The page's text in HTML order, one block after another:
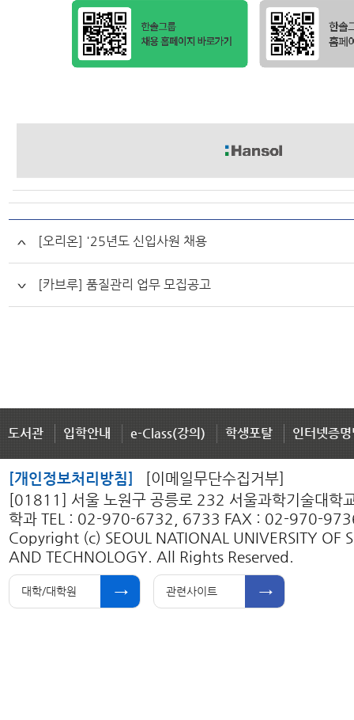
[오리온] '25년도 신입사원 채용
[카브루] 품질관리 업무 모집공고
도서관 입학안내 e-Class(강의) 학생포탈 인터넷증
[개인정보처리방침]
[이메일무단수집거부]
[01811] 서울 노원구 공릉로 232 서울과학기술대학
학과 TEL : 02-970-6732, 6733 FAX : 02-970-
Copyright (c) SEOUL NATIONAL UNIVERSITY OF
AND TECHNOLOGY. All Rights Reserved.
대학/대학원 관련사이트